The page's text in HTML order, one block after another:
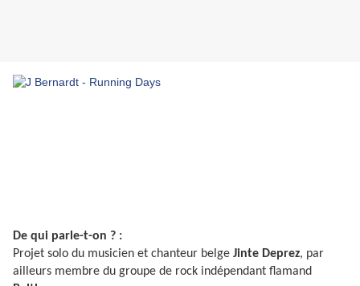
De qui parle-t-on ? :
Projet solo du musicien et chanteur belge Jinte Deprez, par
ailleurs membre du groupe de rock indépendant flamand